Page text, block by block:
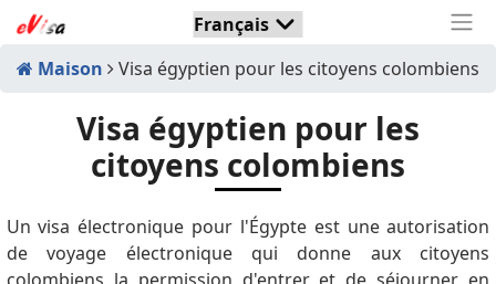
Maison Visa égyptien pour les citoyens colombiens
Visa égyptien pour les
citoyens colombiens
Un visa électronique pour l'Égypte est une autorisation
de voyage électronique qui donne aux citoyens